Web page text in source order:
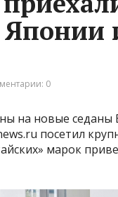
Японии
0
на новые седаны
посетил
марок